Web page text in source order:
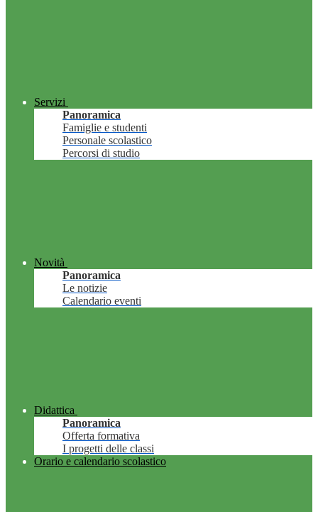
Servizi
Panoramica
Famiglie e studenti
Personale scolastico
Percorsi di studio
Novità
Panoramica
Le notizie
Calendario eventi
Didattica
Panoramica
Offerta formativa
I progetti delle classi
Orario e calendario scolastico